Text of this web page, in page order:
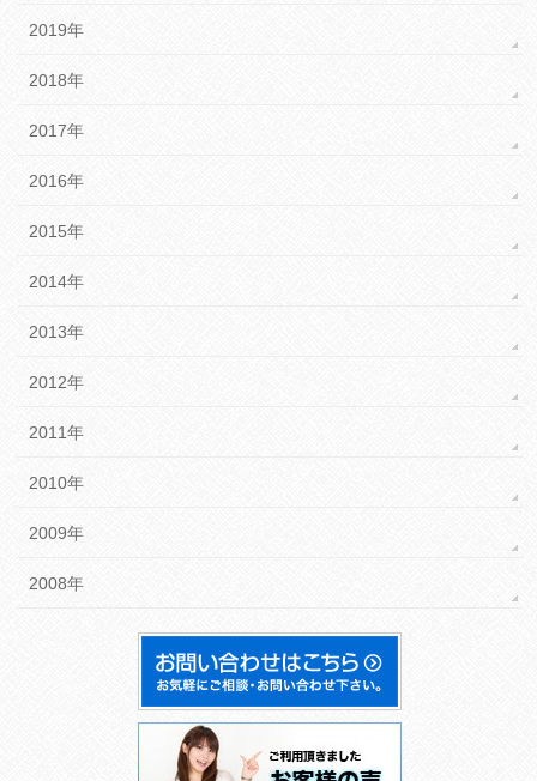
2019年
2018年
2017年
2016年
2015年
2014年
2013年
2012年
2011年
2010年
2009年
2008年